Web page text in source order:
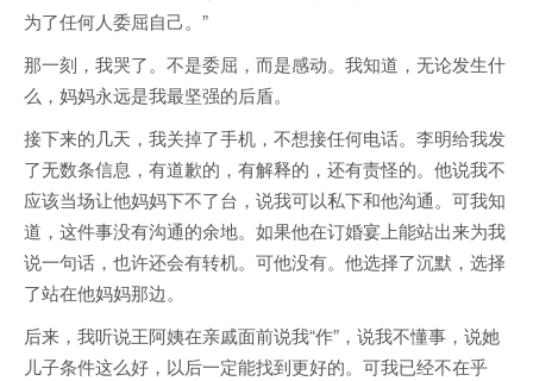
为了任何人委屈自己。”
那一刻，我哭了。不是委屈，而是感动。我知道，无论发生什
么，妈妈永远是我最坚强的后盾。
接下来的几天，我关掉了手机，不想接任何电话。李明给我发
了无数条信息，有道歉的，有解释的，还有责怪的。他说我不
应该当场让他妈妈下不了台，说我可以私下和他沟通。可我知
道，这件事没有沟通的余地。如果他在订婚宴上能站出来为我
说一句话，也许还会有转机。可他没有。他选择了沉默，选择
了站在他妈妈那边。
后来，我听说王阿姨在亲戚面前说我“作”，说我不懂事，说她
儿子条件这么好，以后一定能找到更好的。可我已经不在乎